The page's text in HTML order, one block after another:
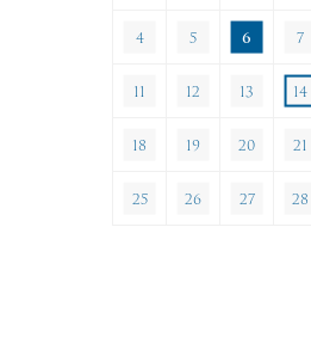
4 5 6 7
11 12 13 14
18 19 20 21
25 26 27 28